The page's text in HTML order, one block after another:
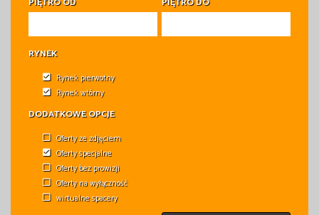
RYNEK
Rynek pierwotny
Rynek wtórny
DODATKOWE OPCJE
Oferty ze zdjęciem
Oferty specjalne
Oferty bez prowizji
Oferty na wyłączność
wirtualne spacery